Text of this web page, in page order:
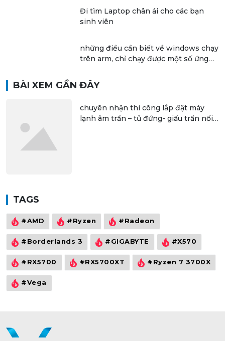
Đi tìm Laptop chân ái cho các bạn
sinh viên
những điều cần biết về windows chạy
trên arm, chỉ chạy được một số ứng
BÀI XEM GẦN ĐÂY
chuyên nhận thi công lắp đặt máy
lạnh âm trần – tủ đứng- giấu trần nối
TAGS
#AMD #Ryzen #Radeon
#Borderlands 3 #GIGABYTE #X570
#RX5700 #RX5700XT #Ryzen 7 3700X
#Vega